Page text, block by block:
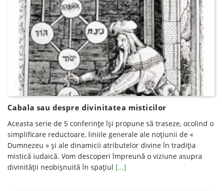
Cabala sau despre divinitatea misticilor
Aceasta serie de 5 conferinţe îşi propune să traseze, ocolind o
simplificare reductoare, liniile generale ale noţiunii de «
Dumnezeu » şi ale dinamicii atributelor divine în tradiţia
mistică iudaică. Vom descoperi împreună o viziune asupra
divinităţii neobişnuită în spaţiul [...]